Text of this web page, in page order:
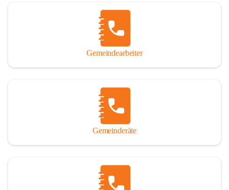
Gemeindearbeiter
Gemeinderäte